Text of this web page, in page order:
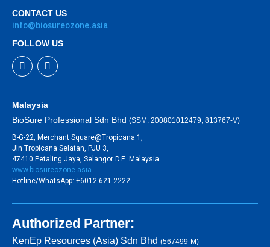
CONTACT US
info@biosureozone.asia
FOLLOW US
Malaysia
BioSure Professional Sdn Bhd (SSM: 200801012479, 813767-V)
B-G-22, Merchant Square@Tropicana 1,
Jln Tropicana Selatan, PJU 3,
47410 Petaling Jaya, Selangor D.E. Malaysia.
www.biosureozone.asia
Hotline/WhatsApp: +6012-621 2222
Authorized Partner:
KenEp Resources (Asia) Sdn Bhd (567499-M)